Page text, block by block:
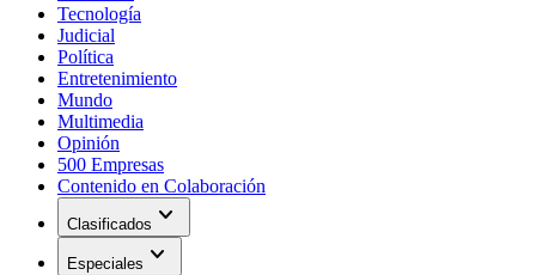
Tecnología
Judicial
Política
Entretenimiento
Mundo
Multimedia
Opinión
500 Empresas
Contenido en Colaboración
Clasificados expand_more
Especiales expand_more